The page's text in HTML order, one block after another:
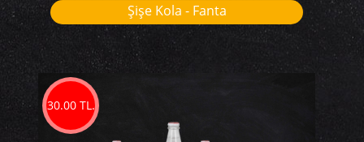
Şişe Kola - Fanta
30.00 TL.